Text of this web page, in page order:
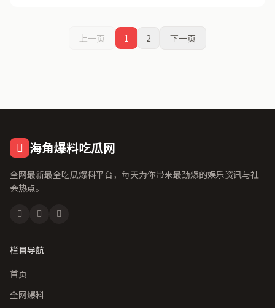
上一页 1 2 下一页
海角爆料吃瓜网
全网最新最全吃瓜爆料平台，每天为你带来最劲爆的娱乐资讯与社
会热点。
栏目导航
首页
全网爆料